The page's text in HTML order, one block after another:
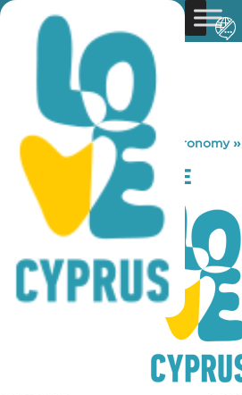
You are here: Home »Gastronomy»
FIRST CENTRALE